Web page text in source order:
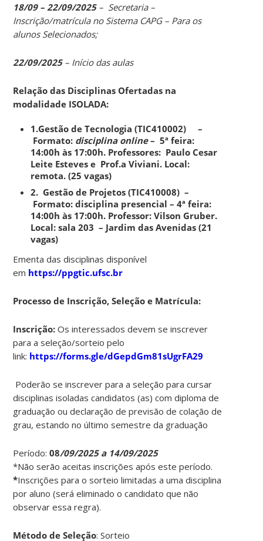
18/09 – 22/09/2025– Secretaria –
Inscrição/matrícula no Sistema CAPG – Para os
alunos Selecionados;
22/09/2025– Início das aulas
Relação das Disciplinas Ofertadas na
modalidade ISOLADA:
1.Gestão de Tecnologia (TIC410002) –
Formato: disciplina online– 5ª feira:
14:00h às 17:00h. Professores: Paulo Cesar
Leite Esteves e Prof.a Viviani. Local:
remota. (25 vagas)
2. Gestão de Projetos (TIC410008) –
Formato:disciplina presencial – 4ª feira:
14:00h às 17:00h. Professor: Vilson Gruber.
Local: sala 203 – Jardim das Avenidas (21
vagas)
Ementa das disciplinas disponível
em https://ppgtic.ufsc.br
Processo de Inscrição, Seleção e Matrícula:
Inscrição: Os interessados devem se inscrever
para a seleção/sorteio pelo
link: https://forms.gle/dGepdGm81sUgrFA29
Poderão se inscrever para a seleção para cursar
disciplinas isoladas candidatos (as) com diploma de
graduação ou declaração de previsão de colação de
grau, estando no último semestre da graduação
Período: 08/09/2025 a 14/09/2025
*Não serão aceitas inscrições após este período.
*Inscrições para o sorteio limitadas a uma disciplina
por aluno (será eliminado o candidato que não
observar essa regra).
Método de Seleção: Sorteio